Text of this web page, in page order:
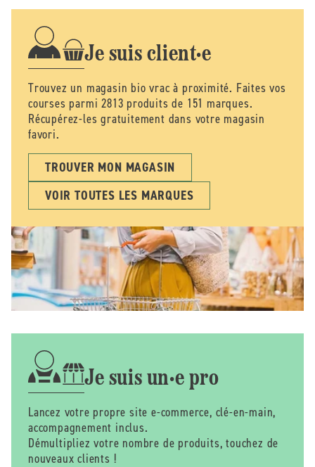
Je suis client·e
Trouvez un magasin bio vrac à proximité. Faites vos
courses parmi 2813 produits de 151 marques.
Récupérez-les gratuitement dans votre magasin
favori.
TROUVER MON MAGASIN
VOIR TOUTES LES MARQUES
Je suis un·e pro
Lancez votre propre site e-commerce, clé-en-main,
accompagnement inclus.
Démultipliez votre nombre de produits, touchez de
nouveaux clients !